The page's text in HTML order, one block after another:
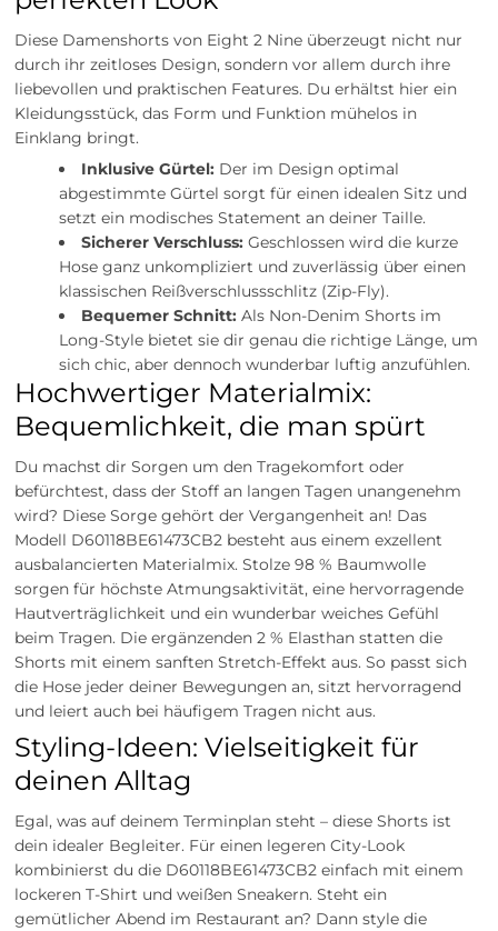
Diese Damenshorts von Eight 2 Nine überzeugt nicht nur
durch ihr zeitloses Design, sondern vor allem durch ihre
liebevollen und praktischen Features. Du erhältst hier ein
Kleidungsstück, das Form und Funktion mühelos in
Einklang bringt.
Inklusive Gürtel: Der im Design optimal
abgestimmte Gürtel sorgt für einen idealen Sitz und
setzt ein modisches Statement an deiner Taille.
Sicherer Verschluss: Geschlossen wird die kurze
Hose ganz unkompliziert und zuverlässig über einen
klassischen Reißverschlussschlitz (Zip-Fly).
Bequemer Schnitt: Als Non-Denim Shorts im
Long-Style bietet sie dir genau die richtige Länge, um
sich chic, aber dennoch wunderbar luftig anzufühlen.
Hochwertiger Materialmix:
Bequemlichkeit, die man spürt
Du machst dir Sorgen um den Tragekomfort oder
befürchtest, dass der Stoff an langen Tagen unangenehm
wird? Diese Sorge gehört der Vergangenheit an! Das
Modell D60118BE61473CB2 besteht aus einem exzellent
ausbalancierten Materialmix. Stolze 98 % Baumwolle
sorgen für höchste Atmungsaktivität, eine hervorragende
Hautverträglichkeit und ein wunderbar weiches Gefühl
beim Tragen. Die ergänzenden 2 % Elasthan statten die
Shorts mit einem sanften Stretch-Effekt aus. So passt sich
die Hose jeder deiner Bewegungen an, sitzt hervorragend
und leiert auch bei häufigem Tragen nicht aus.
Styling-Ideen: Vielseitigkeit für
deinen Alltag
Egal, was auf deinem Terminplan steht – diese Shorts ist
dein idealer Begleiter. Für einen legeren City-Look
kombinierst du die D60118BE61473CB2 einfach mit einem
lockeren T-Shirt und weißen Sneakern. Steht ein
gemütlicher Abend im Restaurant an? Dann style die